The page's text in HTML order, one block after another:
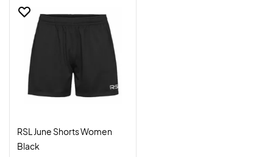
RSL June Shorts Women
Black